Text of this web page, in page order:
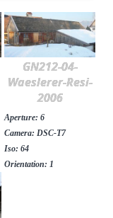
GN212-04-
Waeslerer-Resi-
2006
Aperture: 6
Camera: DSC-T7
Iso: 64
Orientation: 1